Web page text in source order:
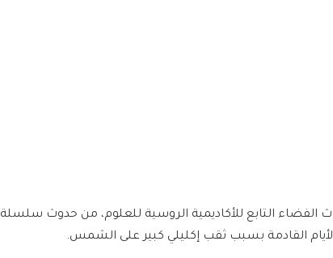
التابع للأكاديمية الروسية للعلوم، من حدوث سلسلة
القادمة بسبب ثقب إكليلي كبير على الشمس.